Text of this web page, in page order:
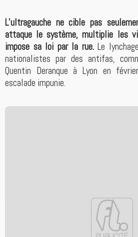
L’ultragauche ne cible pas
attaque le système, multiplie les
impose sa loi par la rue.Le
nationalistes par des antifas,
Quentin Deranque à Lyon en
escalade impunie.